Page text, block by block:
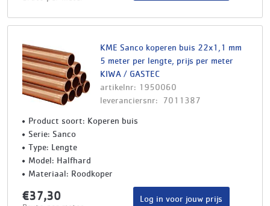
KME Sanco koperen buis 22x1,1 mm
5 meter per lengte, prijs per meter
KIWA / GASTEC
artikelnr: 1950060
leveranciersnr: 7011387
Product soort: Koperen buis
Serie: Sanco
Type: Lengte
Model: Halfhard
Materiaal: Roodkoper
€37,30 Log in voor jouw prijs